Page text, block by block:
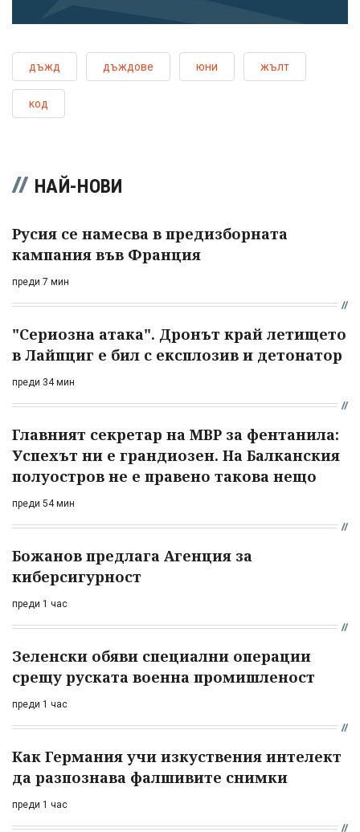
дъжд дъждове юни жълт
код
НАЙ-НОВИ
Русия се намесва в предизборната
кампания във Франция
преди 7 мин
"Сериозна атака". Дронът край летището
в Лайпциг е бил с експлозив и детонатор
преди 34 мин
Главният секретар на МВР за фентанила:
Успехът ни е грандиозен. На Балканския
полуостров не е правено такова нещо
преди 54 мин
Божанов предлага Агенция за
киберсигурност
преди 1 час
Зеленски обяви специални операции
срещу руската военна промишленост
преди 1 час
Как Германия учи изкуствения интелект
да разпознава фалшивите снимки
преди 1 час